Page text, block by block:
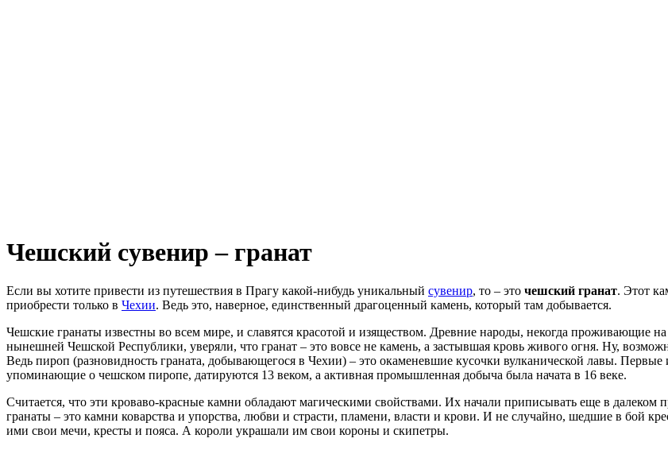
Чешский сувенир – гранат
Если вы хотите привести из путешествия в Прагу какой-нибудь уникальный сувенир, то – это чешский гранат. Этот
приобрести только в Чехии. Ведь это, наверное, единственный драгоценный камень, который там добывается.
Чешские гранаты известны во всем мире, и славятся красотой и изяществом. Древние народы, некогда проживающие
нынешней Чешской Республики, уверяли, что гранат – это вовсе не камень, а застывшая кровь живого огня. Ну,
Ведь пироп (разновидность граната, добывающегося в Чехии) – это окаменевшие кусочки вулканической лавы. Первые
упоминающие о чешском пиропе, датируются 13 веком, а активная промышленная добыча была начата в 16 веке.
Считается, что эти кроваво-красные камни обладают магическими свойствами. Их начали приписывать еще в далеком
гранаты – это камни коварства и упорства, любви и страсти, пламени, власти и крови. И не случайно, шедшие в бой
ими свои мечи, кресты и пояса. А короли украшали им свои короны и скипетры.